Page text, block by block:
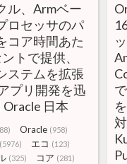
ル、Armベー
ロセッサのパ
コア時間あた
トで提供、
ステムを拡張
プリ開発を迅
Oracle 日本
Oracle (958)
(5976) エコ (123)
(325) コア (281)